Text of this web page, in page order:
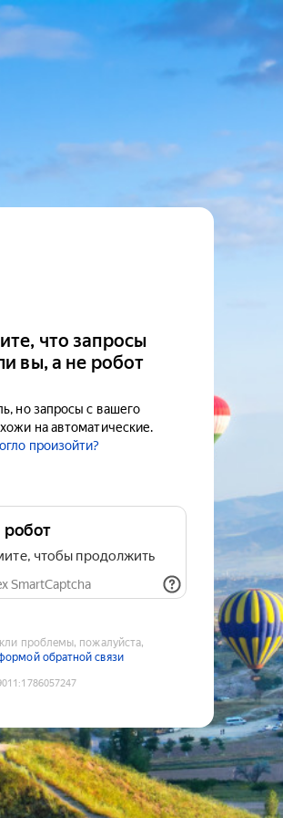
что запросы
вы, а не робот
но запросы с вашего
на автоматические.
произойти?
робот
чтобы продолжить
SmartCaptcha
проблемы, пожалуйста,
обратной связи
:1786057247